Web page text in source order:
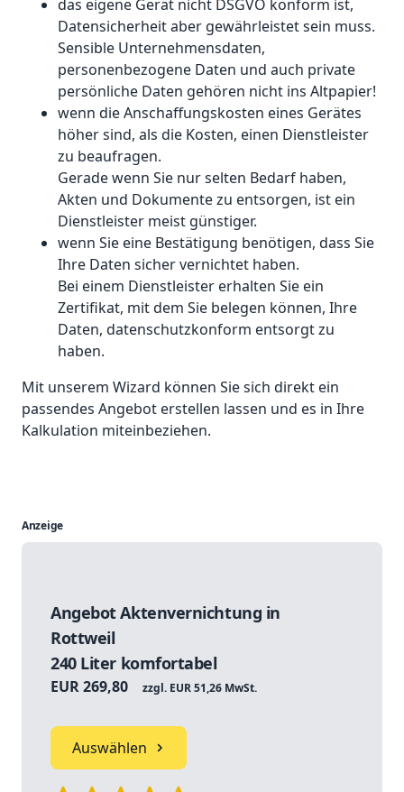
das eigene Gerät nicht DSGVO konform ist,
Datensicherheit aber gewährleistet sein muss.
Sensible Unternehmensdaten,
personenbezogene Daten und auch private
persönliche Daten gehören nicht ins Altpapier!
wenn die Anschaffungskosten eines Gerätes
höher sind, als die Kosten, einen Dienstleister
zu beaufragen.
Gerade wenn Sie nur selten Bedarf haben,
Akten und Dokumente zu entsorgen, ist ein
Dienstleister meist günstiger.
wenn Sie eine Bestätigung benötigen, dass Sie
Ihre Daten sicher vernichtet haben.
Bei einem Dienstleister erhalten Sie ein
Zertifikat, mit dem Sie belegen können, Ihre
Daten, datenschutzkonform entsorgt zu
haben.
Mit unserem Wizard können Sie sich direkt ein
passendes Angebot erstellen lassen und es in Ihre
Kalkulation miteinbeziehen.
Anzeige
Angebot Aktenvernichtung in
Rottweil
240 Liter komfortabel
EUR 269,80 zzgl. EUR 51,26 MwSt.
Auswählen